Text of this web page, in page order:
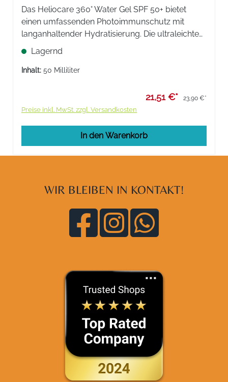
Das Heliocare 360° Water Gel SPF 50+ bietet
einen umfassenden Photoimmunschutz mit
langanhaltender Hydratisierung. Die ultraleichte
Gel-Textur sorgt für ein seidig glattes Hautgefühl
und zieht schnell ein.
Lagernd
Inhalt: 50 Milliliter
21,51 €* 23,90 €*
Preise inkl. MwSt. zzgl. Versandkosten
In den Warenkorb
WIR BLEIBEN IN KONTAKT!